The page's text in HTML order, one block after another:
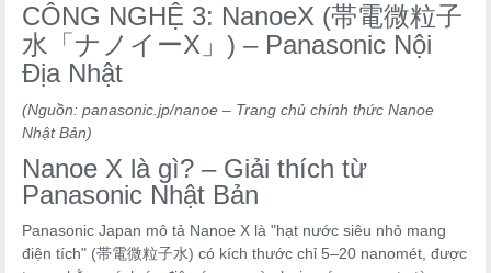
CÔNG NGHỆ 3: NanoeX (帯電微粒子
水「ナノイーX」) – Panasonic Nội
Địa Nhật
(Nguồn: panasonic.jp/nanoe – Trang chủ chính thức Nanoe
Nhật Bản)
Nanoe X là gì? – Giải thích từ
Panasonic Nhật Bản
Panasonic Japan mô tả Nanoe X là "hạt nước siêu nhỏ mang
điện tích" (帯電微粒子水) có kích thước chỉ 5–20 nanomét, được